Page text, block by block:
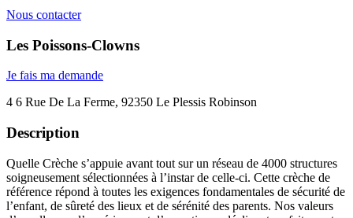
Nous contacter
Les Poissons-Clowns
Je fais ma demande
4 6 Rue De La Ferme, 92350 Le Plessis Robinson
Description
Quelle Crèche s’appuie avant tout sur un réseau de 4000 structures
soigneusement sélectionnées à l’instar de celle-ci. Cette crèche de
référence répond à toutes les exigences fondamentales de sécurité de
l’enfant, de sûreté des lieux et de sérénité des parents. Nos valeurs